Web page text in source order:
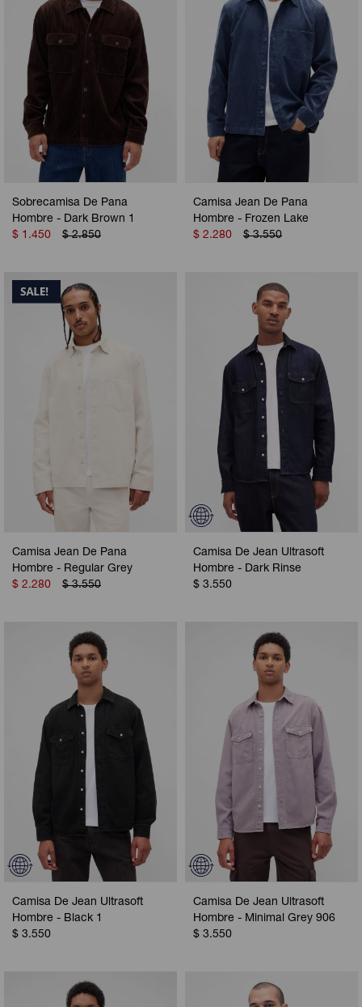
Sobrecamisa De Pana
Hombre - Dark Brown 1
$ 1.450 $ 2.850
Camisa Jean De Pana
Hombre - Frozen Lake
$ 2.280 $ 3.550
Camisa Jean De Pana
Hombre - Regular Grey
$ 2.280 $ 3.550
Camisa De Jean Ultrasoft
Hombre - Dark Rinse
$ 3.550
Camisa De Jean Ultrasoft
Hombre - Black 1
$ 3.550
Camisa De Jean Ultrasoft
Hombre - Minimal Grey 906
$ 3.550